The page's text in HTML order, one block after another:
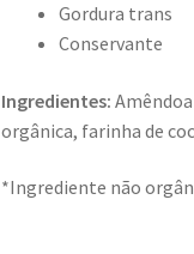
Gordura trans
Conservante
Ingredientes:
orgânica, farinha de
*Ingrediente não